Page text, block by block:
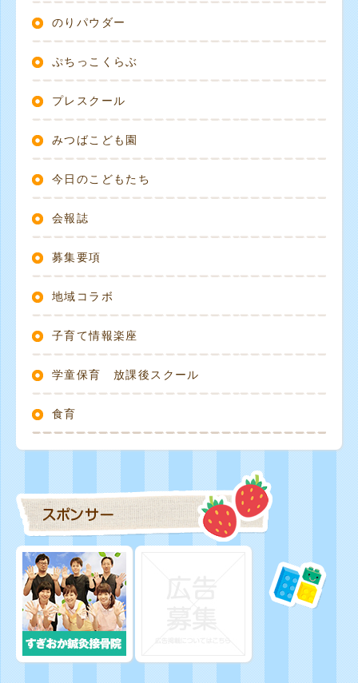
のりパウダー
ぷちっこくらぶ
プレスクール
みつばこども園
今日のこどもたち
会報誌
募集要項
地域コラボ
子育て情報楽座
学童保育 放課後スクール
食育